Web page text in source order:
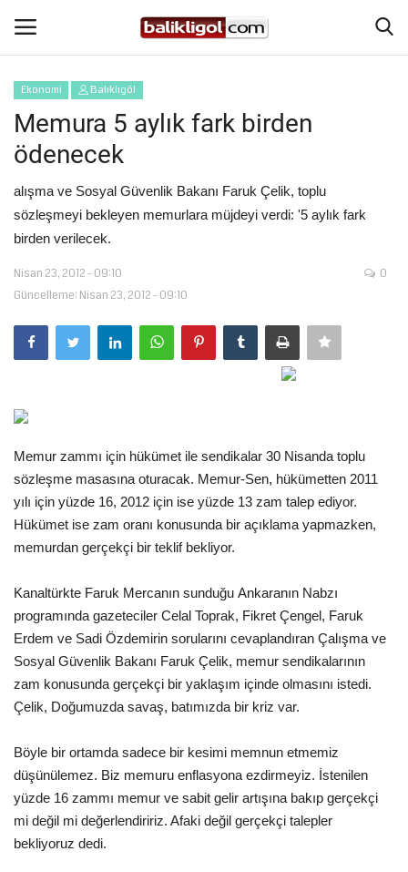
Giriş Yap
Anasayfa
Köşe Yazıları
Şanlıurfa
Eğitim
Tekno Bilim
Ekonomi
Galeriler
Yaşam
Künye
Sağlık
İletişim
Ekonomi Balıklıgöl
Memura 5 aylık fark birden
ödenecek
alışma ve Sosyal Güvenlik Bakanı Faruk Çelik, toplu
sözleşmeyi bekleyen memurlara müjdeyi verdi: '5 aylık fark
birden verilecek.
Nisan 23, 2012 - 09:10
Güncelleme: Nisan 23, 2012 - 09:10
0
Memur zammı için hükümet ile sendikalar 30 Nisanda toplu
sözleşme masasına oturacak. Memur-Sen, hükümetten 2011
yılı için yüzde 16, 2012 için ise yüzde 13 zam talep ediyor.
Hükümet ise zam oranı konusunda bir açıklama yapmazken,
memurdan gerçekçi bir teklif bekliyor.
Kanaltürkte Faruk Mercanın sunduğu Ankaranın Nabzı
programında gazeteciler Celal Toprak, Fikret Çengel, Faruk
Erdem ve Sadi Özdemirin sorularını cevaplandıran Çalışma ve
Sosyal Güvenlik Bakanı Faruk Çelik, memur sendikalarının
zam konusunda gerçekçi bir yaklaşım içinde olmasını istedi.
Çelik, Doğumuzda savaş, batımızda bir kriz var.
Böyle bir ortamda sadece bir kesimi memnun etmemiz
düşünülemez. Biz memuru enflasyona ezdirmeyiz. İstenilen
yüzde 16 zammı memur ve sabit gelir artışına bakıp gerçekçi
mi değil mi değerlendiririz. Afaki değil gerçekçi talepler
bekliyoruz dedi.